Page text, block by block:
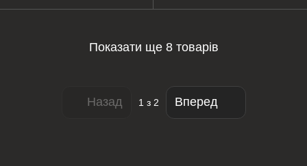
Показати ще 8 товарів
Назад 1 з 2 Вперед